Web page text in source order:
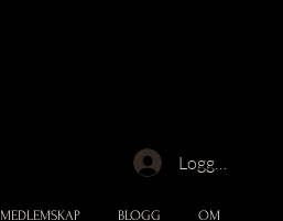
Logga in
MEDLEMSKAP BLOGG OM